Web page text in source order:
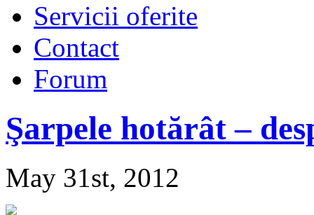
Servicii oferite
Contact
Forum
Şarpele hotărât –
May 31st, 2012